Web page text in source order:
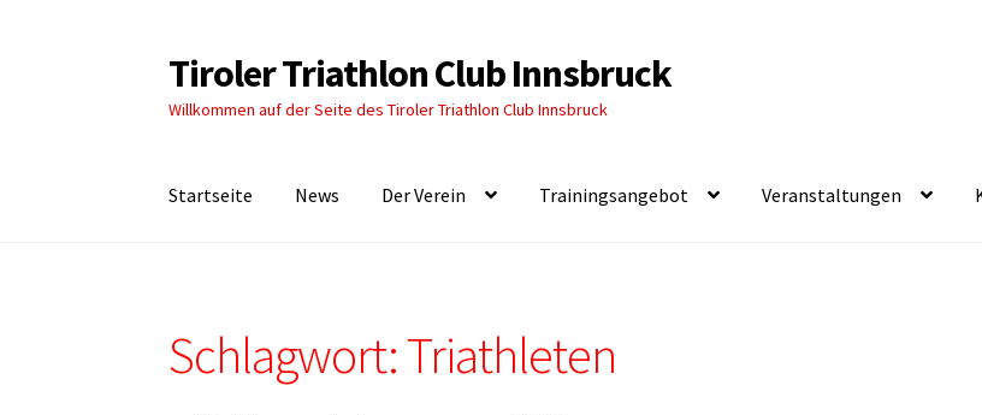
Zur
Navigation
springen
Zum
Inhalt
springen
Tiroler Triathlon Club Innsbruck
Willkommen auf der Seite des Tiroler Triathlon Club Innsbruck
Startseite News Der Verein Trainingsangebot Veranstaltungen
Schlagwort:Triathleten